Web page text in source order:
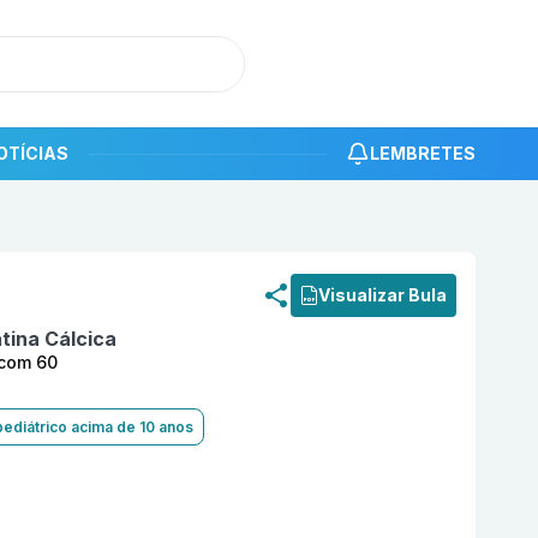
LEMBRETES
Visualizar Bula
Cálcica
60
acima de 10 anos